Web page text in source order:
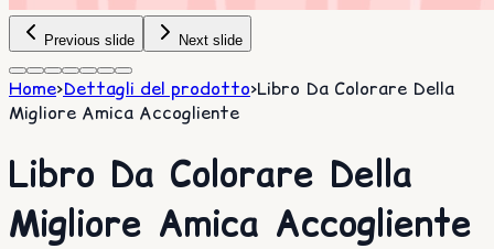
Previous slide Next slide
Home>Dettagli del prodotto>Libro Da Colorare Della
Migliore Amica Accogliente
Libro Da Colorare Della
Migliore Amica Accogliente